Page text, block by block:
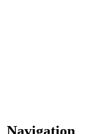
Navigation